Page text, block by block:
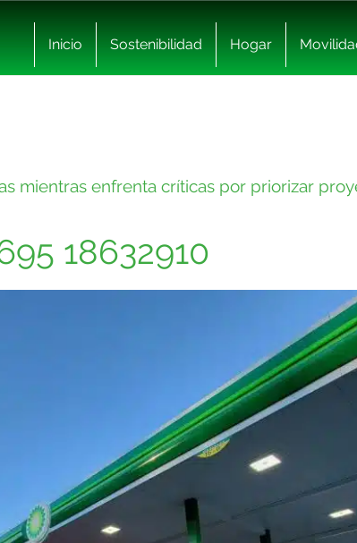
Inicio Sostenibilidad Hogar
mientras enfrenta críticas por priorizar
18632910